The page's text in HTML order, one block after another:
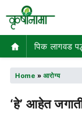
पिक लागवड
Home » आरोग्य
‘हे’ आहेत